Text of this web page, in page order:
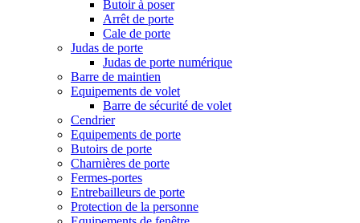
Butoir à poser
Arrêt de porte
Cale de porte
Judas de porte
Judas de porte numérique
Barre de maintien
Equipements de volet
Barre de sécurité de volet
Cendrier
Equipements de porte
Butoirs de porte
Charnières de porte
Fermes-portes
Entrebailleurs de porte
Protection de la personne